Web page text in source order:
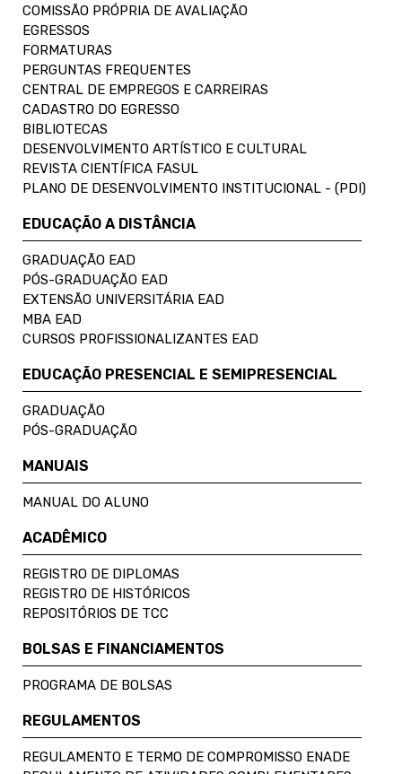
COMISSÃO PRÓPRIA DE AVALIAÇÃO
EGRESSOS
FORMATURAS
PERGUNTAS FREQUENTES
CENTRAL DE EMPREGOS E CARREIRAS
CADASTRO DO EGRESSO
BIBLIOTECAS
DESENVOLVIMENTO ARTÍSTICO E CULTURAL
REVISTA CIENTÍFICA FASUL
PLANO DE DESENVOLVIMENTO INSTITUCIONAL - (PDI)
EDUCAÇÃO A DISTÂNCIA
GRADUAÇÃO EAD
PÓS-GRADUAÇÃO EAD
EXTENSÃO UNIVERSITÁRIA EAD
MBA EAD
CURSOS PROFISSIONALIZANTES EAD
EDUCAÇÃO PRESENCIAL E SEMIPRESENCIAL
GRADUAÇÃO
PÓS-GRADUAÇÃO
MANUAIS
MANUAL DO ALUNO
ACADÊMICO
REGISTRO DE DIPLOMAS
REGISTRO DE HISTÓRICOS
REPOSITÓRIOS DE TCC
BOLSAS E FINANCIAMENTOS
PROGRAMA DE BOLSAS
REGULAMENTOS
REGULAMENTO E TERMO DE COMPROMISSO ENADE